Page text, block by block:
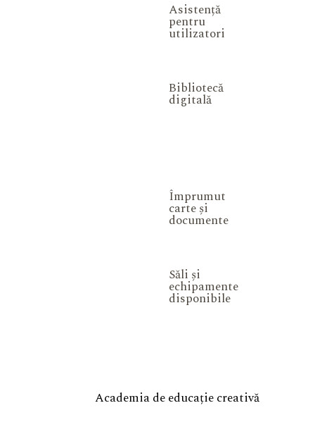
Asistență
pentru
utilizatori
Bibliotecă
digitală
Împrumut
carte și
documente
Săli și
echipamente
disponibile
Academia de educație creativă